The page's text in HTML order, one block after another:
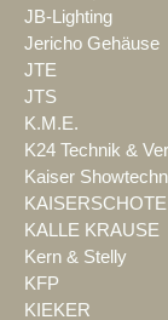
JB-Lighting
Jericho Gehäuse
JTE
JTS
K.M.E.
K24 Technik &
Kaiser
KAISERSCHOTE
KALLE KRAUSE
Kern & Stelly
KFP
KIEKER